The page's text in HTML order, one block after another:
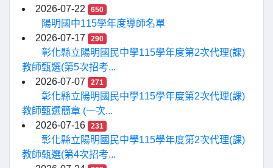
2026-07-22
650
陽明國中115學年度導師名單
2026-07-17
290
彰化縣立陽明國民中學115學年度第2次代理(課)
教師甄選(第5次招考...
2026-07-07
271
彰化縣立陽明國民中學115學年度第2次代理(課)
教師甄選簡章 (一次...
2026-07-16
231
彰化縣立陽明國民中學115學年度第2次代理(課)
教師甄選(第4次招考...